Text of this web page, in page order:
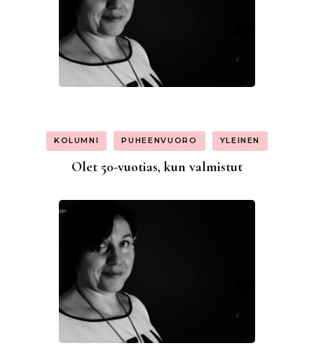
KOLUMNI PUHEENVUORO YLEINEN
Olet 50-vuotias, kun valmistut